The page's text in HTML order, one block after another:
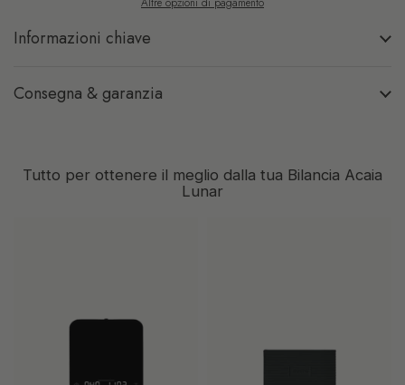
Informazioni chiave
Consegna & garanzia
Tutto per ottenere il meglio dalla tua Bilancia Acaia
Lunar